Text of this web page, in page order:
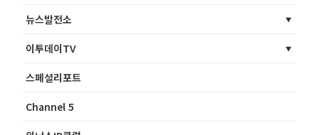
뉴스발전소
이투데이TV
스페셜리포트
Channel 5